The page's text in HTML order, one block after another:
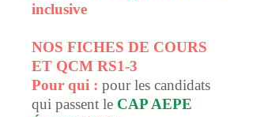
inclusive
NOS FICHES DE COURS
ET QCM RS1-3
Pour qui : pour les candidats
qui passent le CAP AEPE